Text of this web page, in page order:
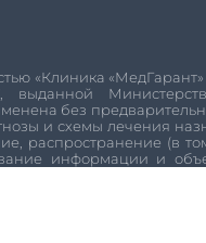
«Клиника
, выданной
без
и схемы лечения
распространение (в
информации и